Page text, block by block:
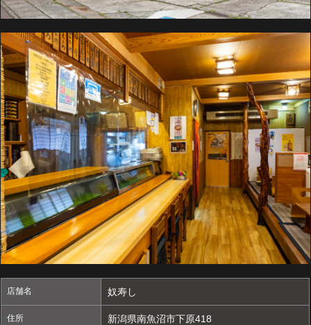
店舗名 奴寿し
住所 新潟県南魚沼市下原418